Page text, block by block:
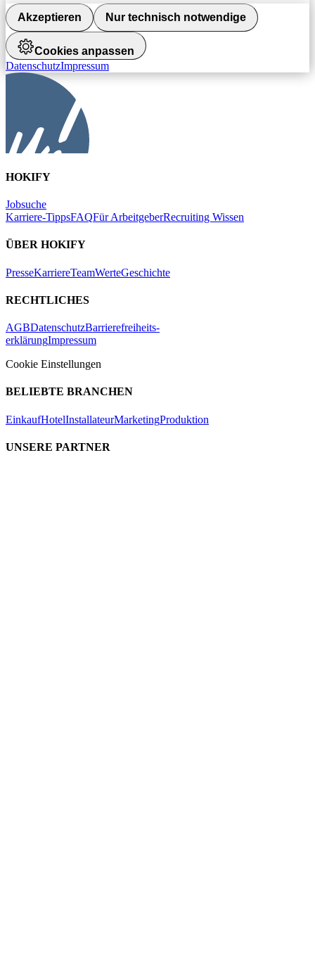
Akzeptieren Nur technisch notwendige
Cookies anpassen
DatenschutzImpressum
HOKIFY
Jobsuche
Karriere-TippsFAQFür ArbeitgeberRecruiting Wissen
ÜBER HOKIFY
PresseKarriereTeamWerteGeschichte
RECHTLICHES
AGBDatenschutzBarrierefreiheits-
erklärungImpressum
Cookie Einstellungen
BELIEBTE BRANCHEN
EinkaufHotelInstallateurMarketingProduktion
UNSERE PARTNER